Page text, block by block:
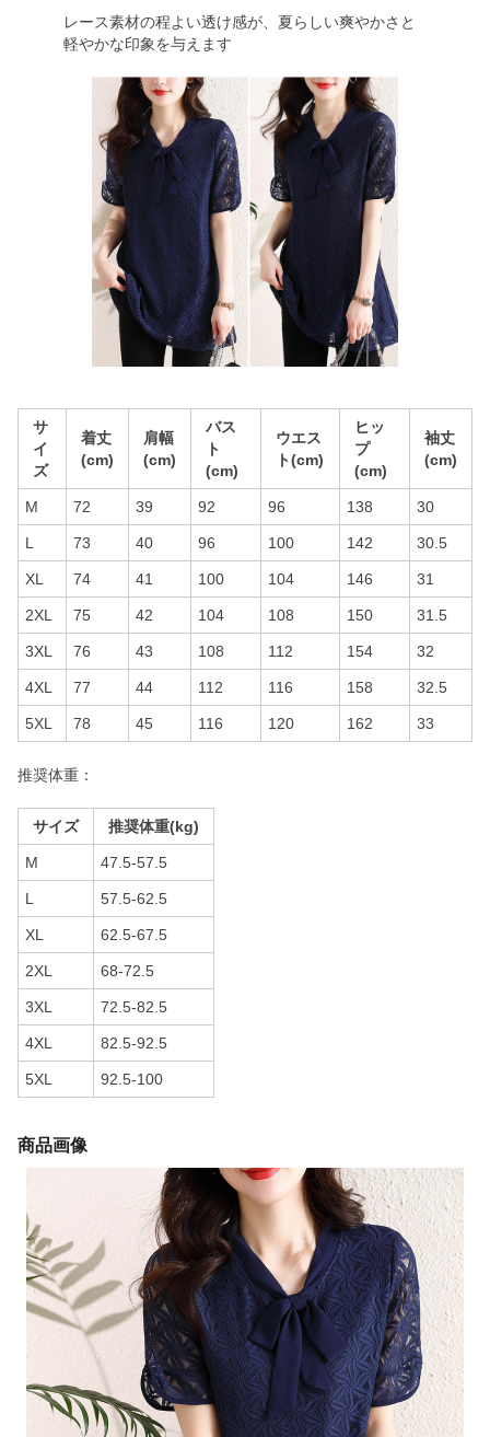
レース素材の程よい透け感が、夏らしい爽やかさと
軽やかな印象を与えます
サ
イ
ズ
着丈
(cm)
肩幅
(cm)
バス
ト
(cm)
ウエス
ト(cm)
ヒッ
プ
(cm)
袖丈
(cm)
M 72 39 92 96 138 30
L 73 40 96 100 142 30.5
XL 74 41 100 104 146 31
2XL 75 42 104 108 150 31.5
3XL 76 43 108 112 154 32
4XL 77 44 112 116 158 32.5
5XL 78 45 116 120 162 33
推奨体重：
サイズ 推奨体重(kg)
M 47.5-57.5
L 57.5-62.5
XL 62.5-67.5
2XL 68-72.5
3XL 72.5-82.5
4XL 82.5-92.5
5XL 92.5-100
商品画像